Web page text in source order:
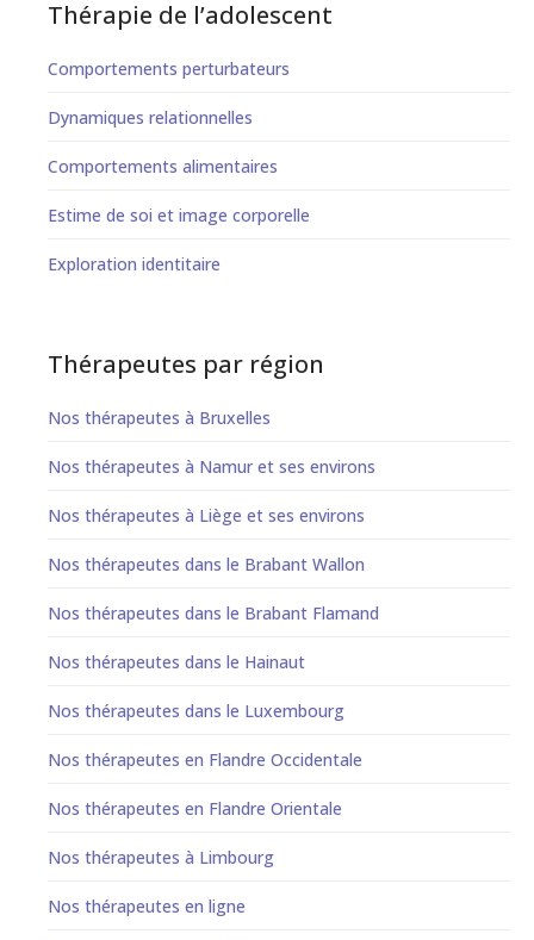
Thérapie de l’adolescent
Comportements perturbateurs
Dynamiques relationnelles
Comportements alimentaires
Estime de soi et image corporelle
Exploration identitaire
Thérapeutes par région
Nos thérapeutes à Bruxelles
Nos thérapeutes à Namur et ses environs
Nos thérapeutes à Liège et ses environs
Nos thérapeutes dans le Brabant Wallon
Nos thérapeutes dans le Brabant Flamand
Nos thérapeutes dans le Hainaut
Nos thérapeutes dans le Luxembourg
Nos thérapeutes en Flandre Occidentale
Nos thérapeutes en Flandre Orientale
Nos thérapeutes à Limbourg
Nos thérapeutes en ligne